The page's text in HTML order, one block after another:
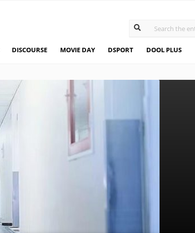
DISCOURSE MOVIE DAY DSPORT DOOL PLUS